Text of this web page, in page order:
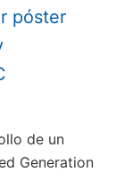
póster
de un
Generation